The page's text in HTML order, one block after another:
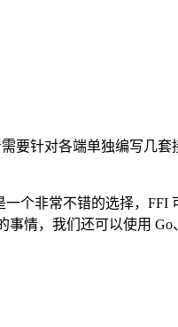
要针对各端单独编写几套
个非常不错的选择，
情，我们还可以使用 Go